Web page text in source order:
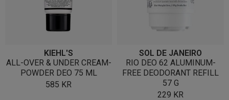
KIEHL'S
ALL-OVER & UNDER CREAM-
POWDER DEO 75 ML
585 KR
SOL DE JANEIRO
RIO DEO 62 ALUMINUM-
FREE DEODORANT REFILL
57 G
229 KR